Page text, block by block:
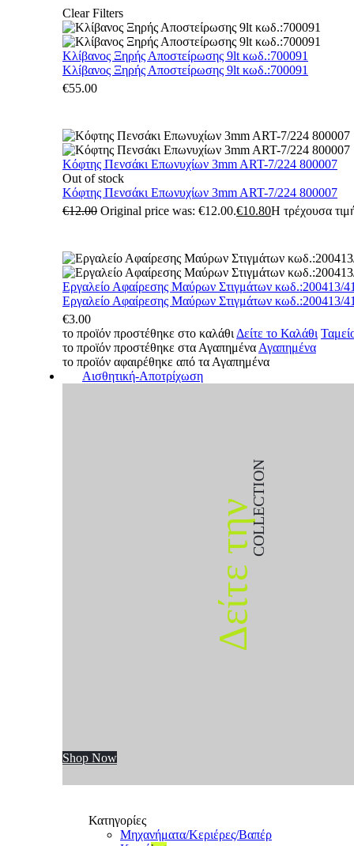
Clear Filters
Κλίβανος Ξηρής Αποστείρωσης 9lt κωδ.:700091
Κλίβανος Ξηρής Αποστείρωσης 9lt κωδ.:700091
€55.00
Κόφτης Πενσάκι Επωνυχίων 3mm ART-7/224 800007
Out of stock
Κόφτης Πενσάκι Επωνυχίων 3mm ART-7/224 800007
€12.00 Original price was: €12.00.€10.80Η τρέχουσα
Εργαλείο Αφαίρεσης Μαύρων Στιγμάτων κωδ.:200413/
Εργαλείο Αφαίρεσης Μαύρων Στιγμάτων κωδ.:200413/
€3.00
το προϊόν προστέθηκε στο καλάθι Δείτε το Καλάθι
το προϊόν προστέθηκε στα Αγαπημένα Αγαπημένα
το προϊόν αφαιρέθηκε από τα Αγαπημένα
Αισθητική-Αποτρίχωση
Δείτε τηνCOLLECTION
Shop Now
Κατηγορίες
Μηχανήματα/Κεριέρες/Βαπέρ